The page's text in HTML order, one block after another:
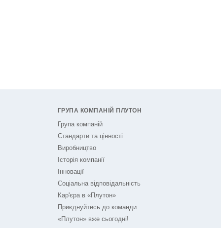
ГРУПА КОМПАНІЙ ПЛУТОН
Група компаній
Стандарти та цінності
Виробництво
Історія компанії
Інновації
Соціальна відповідальність
Кар'єра в «Плутон»
Приєднуйтесь до команди
«Плутон» вже сьогодні!